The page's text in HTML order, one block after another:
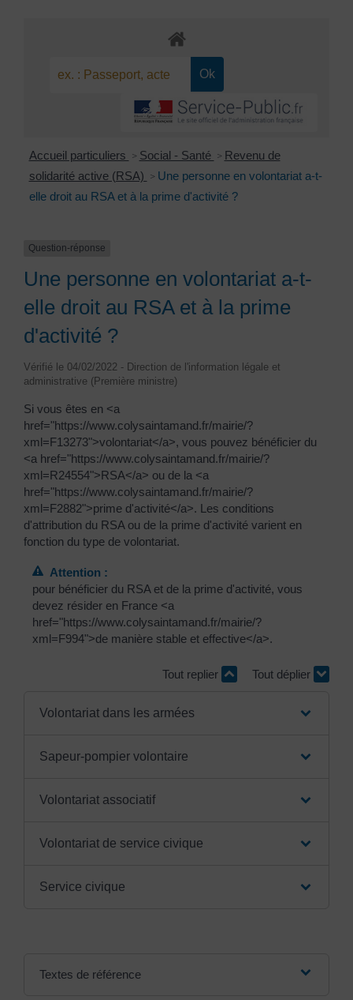
Accueil particuliers > Social - Santé > Revenu de
solidarité active (RSA) > Une personne en volontariat a-t-
elle droit au RSA et à la prime d'activité ?
Question-réponse
Une personne en volontariat a-t-
elle droit au RSA et à la prime
d'activité ?
Vérifié le 04/02/2022 - Direction de l'information légale et
administrative (Première ministre)
Si vous êtes en <a
href="https://www.colysaintamand.fr/mairie/?
xml=F13273">volontariat</a>, vous pouvez bénéficier du
<a href="https://www.colysaintamand.fr/mairie/?
xml=R24554">RSA</a> ou de la <a
href="https://www.colysaintamand.fr/mairie/?
xml=F2882">prime d'activité</a>. Les conditions
d'attribution du RSA ou de la prime d'activité varient en
fonction du type de volontariat.
Attention :
pour bénéficier du RSA et de la prime d'activité, vous
devez résider en France <a
href="https://www.colysaintamand.fr/mairie/?
xml=F994">de manière stable et effective</a>.
Tout replier Tout déplier
Volontariat dans les armées
Sapeur-pompier volontaire
Volontariat associatif
Volontariat de service civique
Service civique
Textes de référence